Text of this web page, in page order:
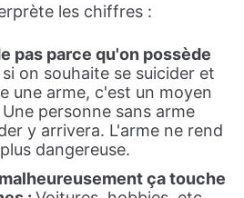
les chiffres :
pas parce qu'on possède
si on souhaite se suicider et
une arme, c'est un moyen
personne sans arme
y arrivera. L'arme ne rend
dangereuse.
ça touche